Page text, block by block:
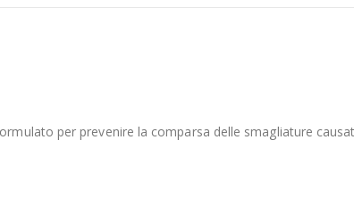
per prevenire la comparsa delle smagliature